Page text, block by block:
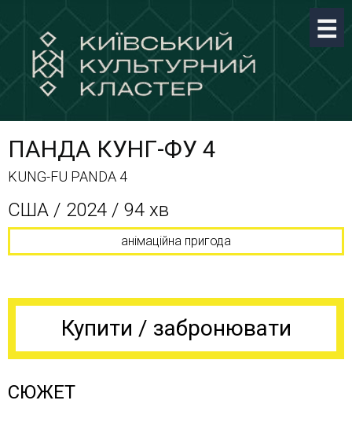
ПАНДА КУНГ-ФУ 4
KUNG-FU PANDA 4
США / 2024 / 94 хв
анімаційна пригода
Купити / забронювати
СЮЖЕТ